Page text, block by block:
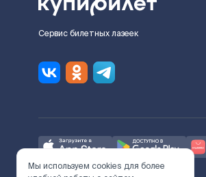
Сервис билетных лазеек
Мы используем cookies для более